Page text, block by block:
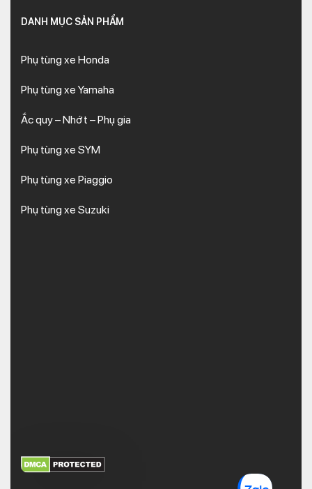
DANH MỤC SẢN PHẨM
Phụ tùng xe Honda
Phụ tùng xe Yamaha
Ắc quy – Nhớt – Phụ gia
Phụ tùng xe SYM
Phụ tùng xe Piaggio
Phụ tùng xe Suzuki
XEM THÊM